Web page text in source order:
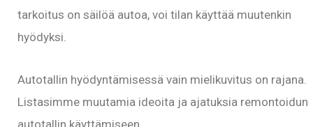
tarkoitus on säilöä autoa, voi tilan käyttää muutenkin
hyödyksi.
Autotallin hyödyntämisessä vain mielikuvitus on rajana.
Listasimme muutamia ideoita ja ajatuksia remontoidun